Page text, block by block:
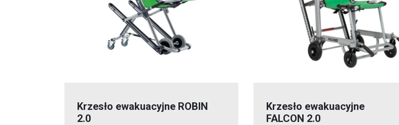
Krzesło ewakuacyjne ROBIN
2.0
Krzesło ewakuacyjne
FALCON 2.0